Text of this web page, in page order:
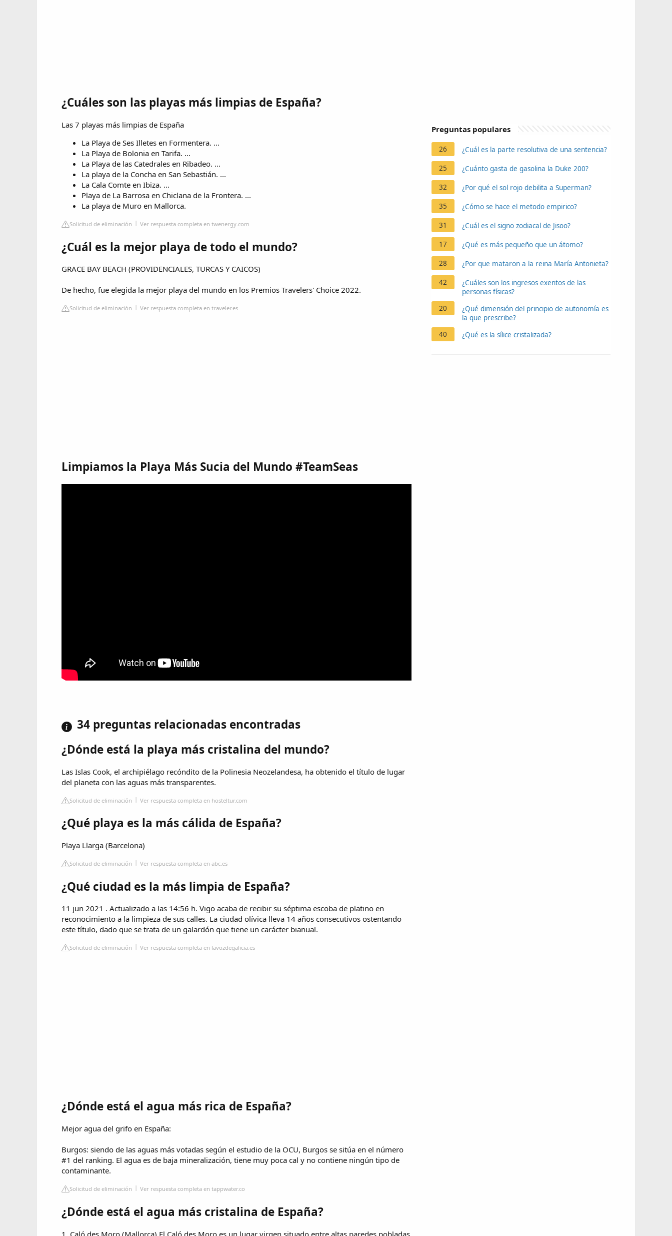
¿Cuáles son las playas más limpias de España?
Las 7 playas más limpias de España
La Playa de Ses Illetes en Formentera. ...
La Playa de Bolonia en Tarifa. ...
La Playa de las Catedrales en Ribadeo. ...
La playa de la Concha en San Sebastián. ...
La Cala Comte en Ibiza. ...
Playa de La Barrosa en Chiclana de la Frontera. ...
La playa de Muro en Mallorca.
Solicitud de eliminación Ver respuesta completa en twenergy.com
¿Cuál es la mejor playa de todo el mundo?
GRACE BAY BEACH (PROVIDENCIALES, TURCAS Y CAICOS)
De hecho, fue elegida la mejor playa del mundo en los Premios Travelers' Choice 2022.
Solicitud de eliminación Ver respuesta completa en traveler.es
Limpiamos la Playa Más Sucia del Mundo #TeamSeas
34 preguntas relacionadas encontradas
¿Dónde está la playa más cristalina del mundo?
Las Islas Cook, el archipiélago recóndito de la Polinesia Neozelandesa, ha obtenido el título de lugar
del planeta con las aguas más transparentes.
Solicitud de eliminación Ver respuesta completa en hosteltur.com
¿Qué playa es la más cálida de España?
Playa Llarga (Barcelona)
Solicitud de eliminación Ver respuesta completa en abc.es
¿Qué ciudad es la más limpia de España?
11 jun 2021 . Actualizado a las 14:56 h. Vigo acaba de recibir su séptima escoba de platino en
reconocimiento a la limpieza de sus calles. La ciudad olívica lleva 14 años consecutivos ostentando
este título, dado que se trata de un galardón que tiene un carácter bianual.
Solicitud de eliminación Ver respuesta completa en lavozdegalicia.es
¿Dónde está el agua más rica de España?
Mejor agua del grifo en España:
Burgos: siendo de las aguas más votadas según el estudio de la OCU, Burgos se sitúa en el número
#1 del ranking. El agua es de baja mineralización, tiene muy poca cal y no contiene ningún tipo de
contaminante.
Solicitud de eliminación Ver respuesta completa en tappwater.co
¿Dónde está el agua más cristalina de España?
1. Caló des Moro (Mallorca) El Caló des Moro es un lugar virgen situado entre altas paredes pobladas
Preguntas populares
26 ¿Cuál es la parte resolutiva de una sentencia?
25 ¿Cuánto gasta de gasolina la Duke 200?
32 ¿Por qué el sol rojo debilita a Superman?
35 ¿Cómo se hace el metodo empirico?
31 ¿Cuál es el signo zodiacal de Jisoo?
17 ¿Qué es más pequeño que un átomo?
28 ¿Por que mataron a la reina María Antonieta?
42
¿Cuáles son los ingresos exentos de las
personas físicas?
20
¿Qué dimensión del principio de autonomía es
la que prescribe?
40
¿Qué es la sílice cristalizada?